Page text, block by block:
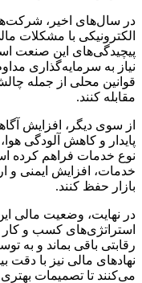
در سال‌های اخیر،
الکترونیکی با مشکلات
پیچیدگی‌های این صنعت
نیاز به سرمایه‌گذاری
قوانین محلی از جمله
مقابله کنند.
از سوی دیگر، افزایش
پایدار و کاهش آلودگی
نوع خدمات فراهم کرده
خدمات، افزایش ایمنی و
بازار حفظ کنند.
در نهایت، وضعیت مالی
استراتژی‌های کسب و کار
رقابتی باقی بماند و به
نهادهای مالی نیز با دقت
می‌کنند تا تصمیمات